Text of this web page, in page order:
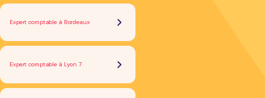
Expert comptable à Bordeaux
Expert comptable à Lyon 7